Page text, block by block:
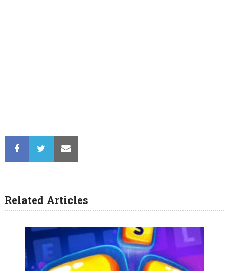
Related Articles